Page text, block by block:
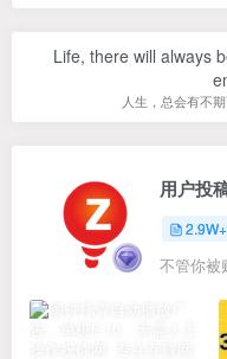
Life, there will always
人生，总会有不
用户投
2.9W+
不管你被